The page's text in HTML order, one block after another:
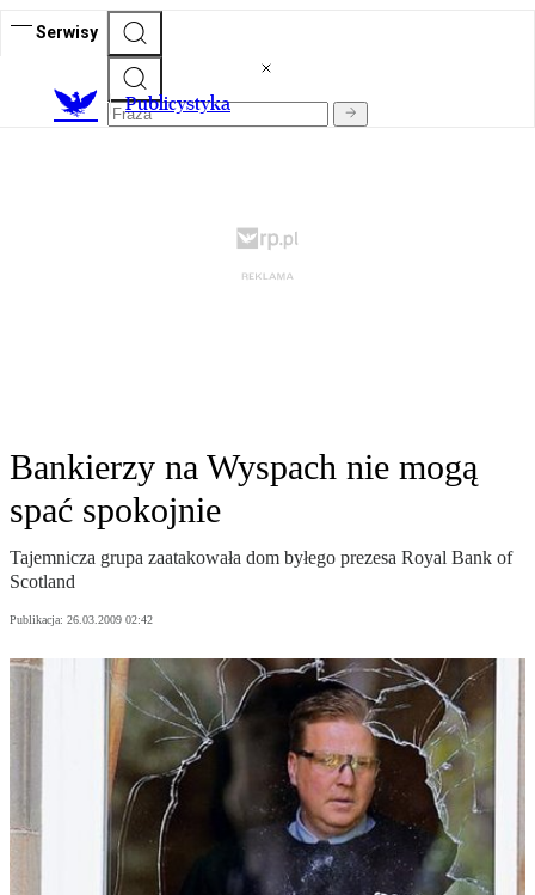
Serwisy
Publicystyka
Bankierzy na Wyspach nie mogą
spać spokojnie
Tajemnicza grupa zaatakowała dom byłego prezesa Royal Bank of
Scotland
Publikacja: 26.03.2009 02:42